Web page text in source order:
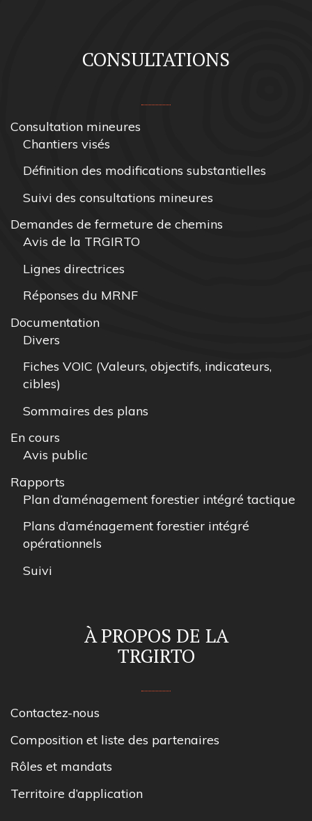
CONSULTATIONS
Consultation mineures
Chantiers visés
Définition des modifications substantielles
Suivi des consultations mineures
Demandes de fermeture de chemins
Avis de la TRGIRTO
Lignes directrices
Réponses du MRNF
Documentation
Divers
Fiches VOIC (Valeurs, objectifs, indicateurs,
cibles)
Sommaires des plans
En cours
Avis public
Rapports
Plan d’aménagement forestier intégré tactique
Plans d’aménagement forestier intégré
opérationnels
Suivi
À PROPOS DE LA
TRGIRTO
Contactez-nous
Composition et liste des partenaires
Rôles et mandats
Territoire d’application